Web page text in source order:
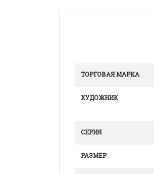
ТОРГОВАЯ МАРКА
ХУДОЖНИК
СЕРИЯ
РАЗМЕР